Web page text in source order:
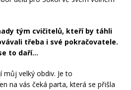
tým cvičitelů, kteří by táhli
třeba i své pokračovatele.
to daří…
můj velký obdiv. Je to
na vás čeká parta, která se přišla